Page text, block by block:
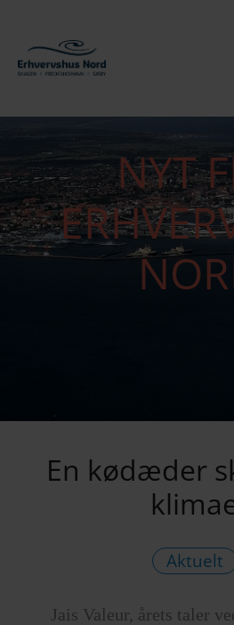
NYT
En kødæder
Aktuelt
Jais Valeur, årets taler